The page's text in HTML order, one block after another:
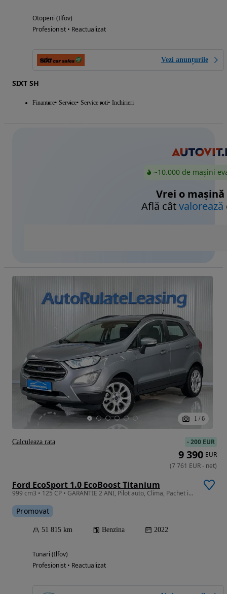
Otopeni (Ilfov)
Profesionist • Reactualizat
Vezi anunțurile
SIXT SH
Finantare Service Service roti Inchirieri
~10.000 de mașini
Vrei o mașină
Află câtvalorează
1 / 6
Ford EcoSport 1.0 EcoBoost Titanium
999 cm3 • 125 CP • GARANTIE 2 ANI, Pilot auto, Clima, Pachet iarna, Camera
Promovat
51 815 km Benzina 2022
Tunari (Ilfov)
Profesionist • Reactualizat
-200 EUR
9 390 EUR
(7 761 EUR- net)
Calculeaza rata